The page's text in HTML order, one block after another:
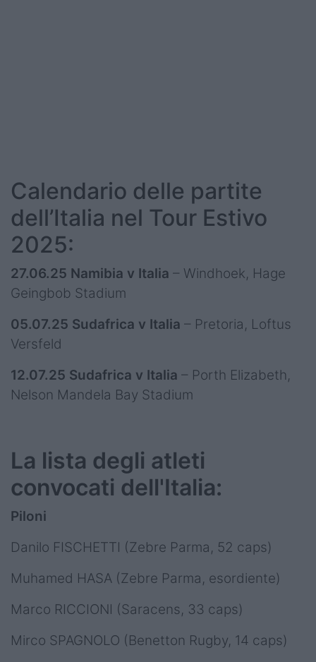
Calendario delle partite
dell’Italia nel Tour Estivo
2025:
27.06.25 Namibia v Italia – Windhoek, Hage
Geingbob Stadium
05.07.25 Sudafrica v Italia – Pretoria, Loftus
Versfeld
12.07.25 Sudafrica v Italia – Porth Elizabeth,
Nelson Mandela Bay Stadium
La lista degli atleti
convocati dell'Italia:
Piloni
Danilo FISCHETTI (Zebre Parma, 52 caps)
Muhamed HASA (Zebre Parma, esordiente)
Marco RICCIONI (Saracens, 33 caps)
Mirco SPAGNOLO (Benetton Rugby, 14 caps)